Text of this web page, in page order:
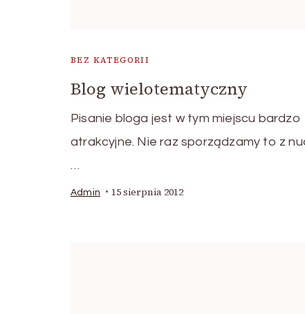
BEZ KATEGORII
Blog wielotematyczny
Pisanie bloga jest w tym miejscu bardzo
atrakcyjne. Nie raz sporządzamy to z
…
Admin 15 sierpnia 2012